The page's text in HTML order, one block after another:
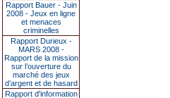
Rapport Bauer - Juin
2008 - Jeux en ligne
et menaces
criminelles
Rapport Durieux -
MARS 2008 -
Rapport de la mission
sur l’ouverture du
marché des jeux
d’argent et de hasard
Rapport d'information